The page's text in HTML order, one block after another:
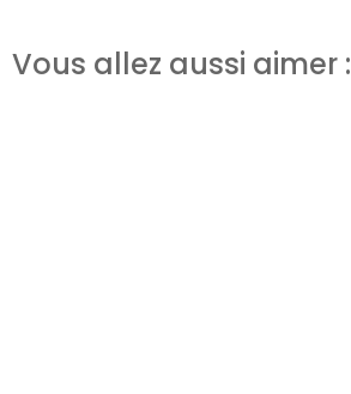
Vous allez aussi aimer :